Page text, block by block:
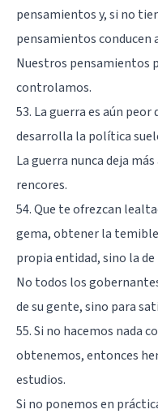
pensamientos y, si no
pensamientos conducen
Nuestros pensamientos
controlamos.
53. La guerra es aún
desarrolla la política
La guerra nunca deja
rencores.
54. Que te ofrezcan
gema, obtener la
propia entidad, sino la
No todos los
de su gente, sino para
55. Si no hacemos nada
obtenemos, entonces
estudios.
Si no ponemos en